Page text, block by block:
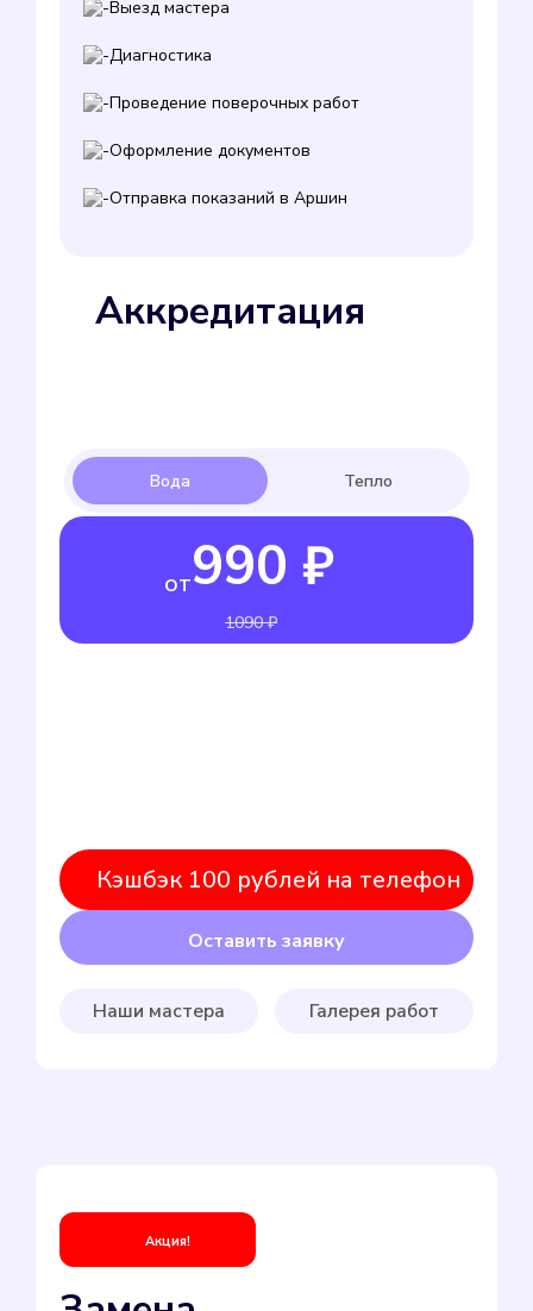
Выезд мастера
Диагностика
Проведение поверочных работ
Оформление документов
Отправка показаний в Аршин
Аккредитация
от990 ₽
1090 ₽
Кэшбэк 100 рублей на телефон
Оставить заявку
Наши мастера Галерея работ
Акция!